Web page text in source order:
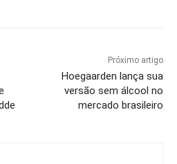
Próximo artigo
Hoegaarden lança sua
versão sem álcool no
mercado brasileiro